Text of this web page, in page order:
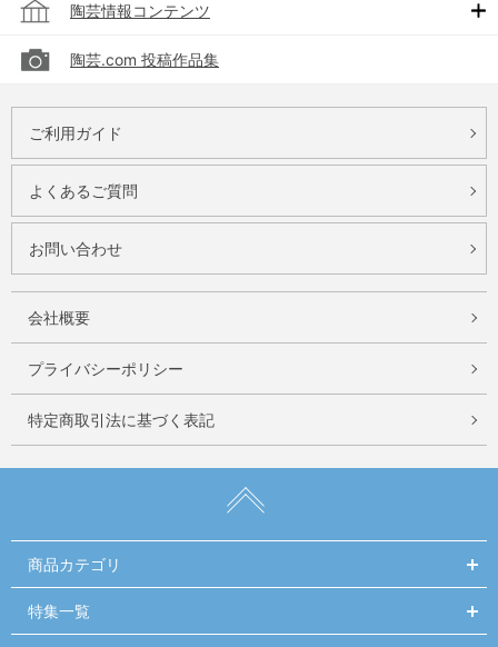
陶芸情報コンテンツ
陶芸.com 投稿作品集
ご利用ガイド
よくあるご質問
お問い合わせ
会社概要
プライバシーポリシー
特定商取引法に基づく表記
商品カテゴリ
特集一覧